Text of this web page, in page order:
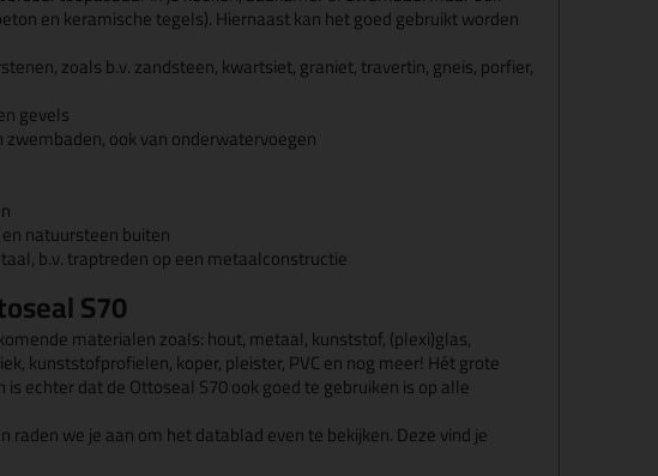
en keramische tegels). Hiernaast kan het goed gebruikt worden
zoals b.v. zandsteen, kwartsiet, graniet, travertin, gneis, porfier,
gevels
ook van onderwatervoegen
natuursteen buiten
b.v. traptreden op een metaalconstructie
S70
materialen zoals: hout, metaal, kunststof, (plexi)glas,
kunststofprofielen, koper, pleister, PVC en nog meer! Hét grote
echter dat de Ottoseal S70 ook goed te gebruiken is op alle
we je aan om het datablad even te bekijken. Deze vind je